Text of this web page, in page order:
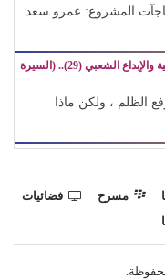
المشروع: عمرو سعد
كمال زغلول يكتب: البنية الثقافية والإبداع الشعبي (29).. (السيرة
الظلم ، ولكن ماذا
مسرح
فضائيات